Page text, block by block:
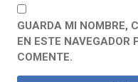
GUARDA MI NOMBRE,
EN ESTE NAVEGADOR
COMENTE.